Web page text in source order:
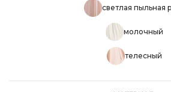
светлая пыльная
молочный
телесный